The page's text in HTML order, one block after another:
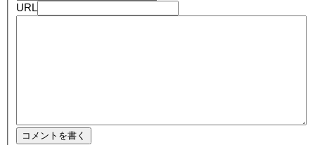
URL